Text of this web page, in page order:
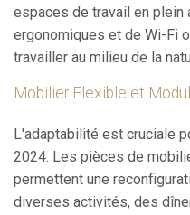
espaces de travail en plein
ergonomiques et de Wi-Fi
travailler au milieu de la
Mobilier Flexible et
L'adaptabilité est cruciale
2024. Les pièces de
permettent une
diverses activités, des